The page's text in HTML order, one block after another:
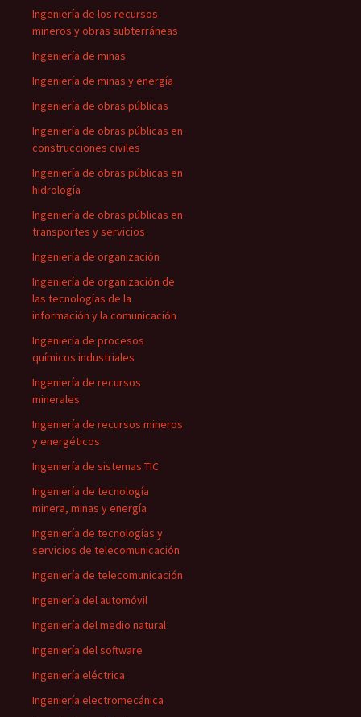
Ingeniería de los recursos
mineros y obras subterráneas
Ingeniería de minas
Ingeniería de minas y energía
Ingeniería de obras públicas
Ingeniería de obras públicas en
construcciones civiles
Ingeniería de obras públicas en
hidrología
Ingeniería de obras públicas en
transportes y servicios
Ingeniería de organización
Ingeniería de organización de
las tecnologías de la
información y la comunicación
Ingeniería de procesos
químicos industriales
Ingeniería de recursos
minerales
Ingeniería de recursos mineros
y energéticos
Ingeniería de sistemas TIC
Ingeniería de tecnología
minera, minas y energía
Ingeniería de tecnologías y
servicios de telecomunicación
Ingeniería de telecomunicación
Ingeniería del automóvil
Ingeniería del medio natural
Ingeniería del software
Ingeniería eléctrica
Ingeniería electromecánica